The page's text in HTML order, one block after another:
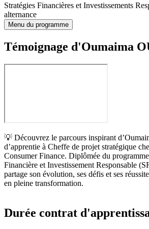
Stratégies Financières et Investissements
alternance
Menu du programme
Témoignage d'Oumaima
💡 Découvrez le parcours inspirant
d’apprentie à Cheffe de projet stratégique
Consumer Finance. Diplômée du
Financière et Investissement Responsable
partage son évolution, ses défis et ses
en pleine transformation.
Durée contrat